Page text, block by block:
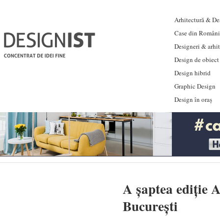
Arhitectură &
Case din
Designeri &
Design de obiect
Design hibrid
Graphic Design
Design în oraș
A șaptea ediție
București